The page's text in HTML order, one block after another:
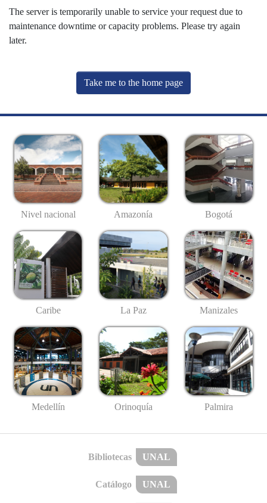
The server is temporarily unable to service your request due to
maintenance downtime or capacity problems. Please try again
later.
Take me to the home page
Nivel nacional Amazonía Bogotá
Caribe La Paz Manizales
Medellín Orinoquía Palmira
Bibliotecas UNAL
Catálogo UNAL